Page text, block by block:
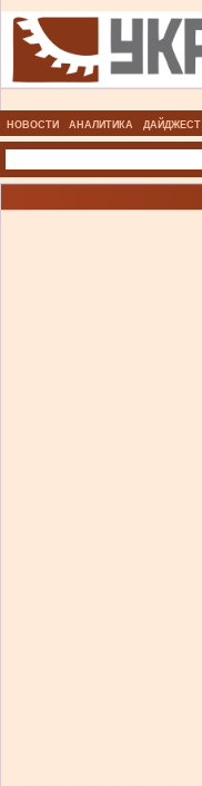
НОВОСТИ АНАЛИТИКА ДАЙДЖЕСТ